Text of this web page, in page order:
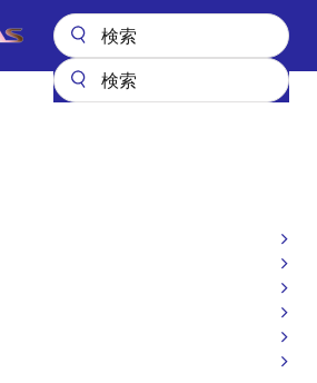
Main
パワーマネジメント
ルチャネル(チャネル当
ダウンDC/DCコンバ